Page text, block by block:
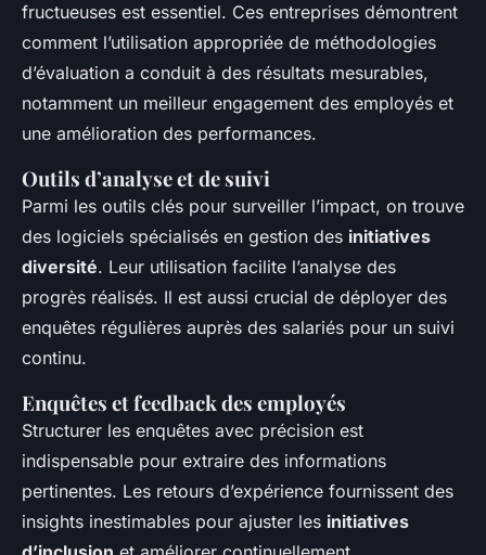
fructueuses est essentiel. Ces entreprises démontrent
comment l’utilisation appropriée de méthodologies
d’évaluation a conduit à des résultats mesurables,
notamment un meilleur engagement des employés et
une amélioration des performances.
Outils d’analyse et de suivi
Parmi les outils clés pour surveiller l’impact, on trouve
des logiciels spécialisés en gestion des initiatives
diversité. Leur utilisation facilite l’analyse des
progrès réalisés. Il est aussi crucial de déployer des
enquêtes régulières auprès des salariés pour un suivi
continu.
Enquêtes et feedback des employés
Structurer les enquêtes avec précision est
indispensable pour extraire des informations
pertinentes. Les retours d’expérience fournissent des
insights inestimables pour ajuster les initiatives